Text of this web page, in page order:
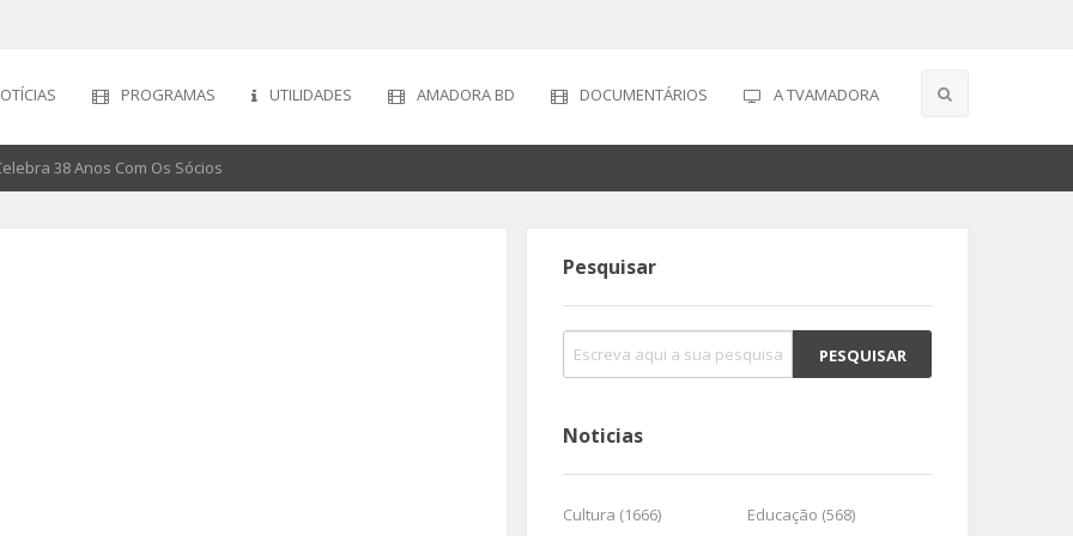
PROGRAMAS UTILIDADES AMADORA BD DOCUMENTÁRIOS A TVAMADORA
38 Anos Com Os Sócios
Pesquisar
Noticias
Cultura (1666)
Educação (568)